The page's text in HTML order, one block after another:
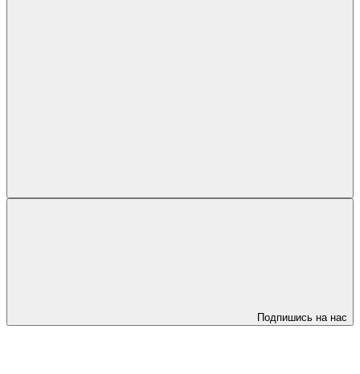
Подпишись на нас